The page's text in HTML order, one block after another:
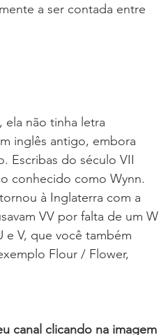
a ser contada entre
não tinha letra
inglês antigo, embora
Escribas do século VII
conhecido como Wynn.
à Inglaterra com a
VV por falta de um W
V, que você também
Flour / Flower,
canal clicando na imagem